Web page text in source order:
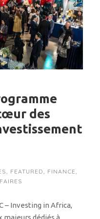
des
FEATURED FINANCE
– Investing in Africa,
majeurs dédiés à